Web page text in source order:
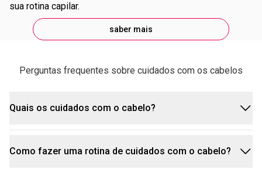
sua rotina capilar.
saber mais
Perguntas frequentes sobre cuidados com os cabelos
Quais os cuidados com o cabelo?
Os cuidados capilares básicos incluem lavar com
Como fazer uma rotina de cuidados com o cabelo?